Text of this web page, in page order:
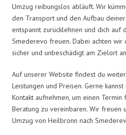
Umzug reibungslos abläuft. Wir
den Transport und den Aufbau
entspannt zurücklehnen und dich auf
Smederevo freuen. Dabei achten wir
sicher und unbeschädigt am Zielort
Auf unserer Website findest du
Leistungen und Preisen. Gerne
Kontakt aufnehmen, um einen
Beratung zu vereinbaren. Wir freuen
Umzug von Heilbronn nach